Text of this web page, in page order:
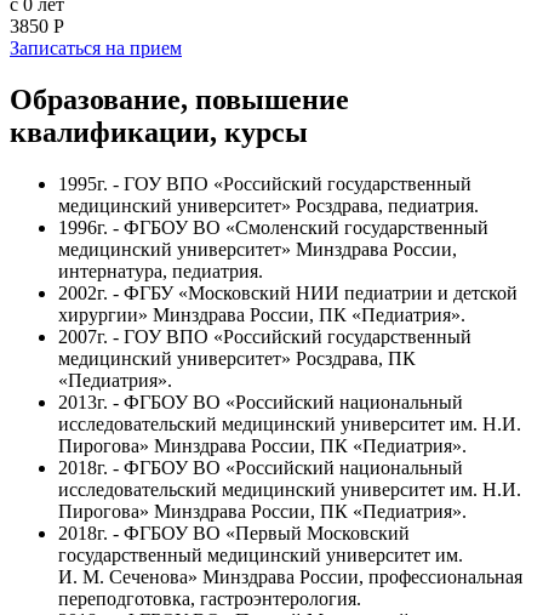
с 0 лет
3850 Р
Записаться на прием
Образование, повышение
квалификации, курсы
1995г. - ГОУ ВПО «Российский государственный
медицинский университет» Росздрава, педиатрия.
1996г. - ФГБОУ ВО «Смоленский государственный
медицинский университет» Минздрава России,
интернатура, педиатрия.
2002г. - ФГБУ «Московский НИИ педиатрии и детской
хирургии» Минздрава России, ПК «Педиатрия».
2007г. - ГОУ ВПО «Российский государственный
медицинский университет» Росздрава, ПК
«Педиатрия».
2013г. - ФГБОУ ВО «Российский национальный
исследовательский медицинский университет им. Н.И.
Пирогова» Минздрава России, ПК «Педиатрия».
2018г. - ФГБОУ ВО «Российский национальный
исследовательский медицинский университет им. Н.И.
Пирогова» Минздрава России, ПК «Педиатрия».
2018г. - ФГБОУ ВО «Первый Московский
государственный медицинский университет им.
И. М. Сеченова» Минздрава России, профессиональная
переподготовка, гастроэнтерология.